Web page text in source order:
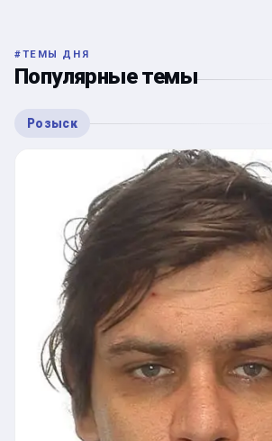
#ТЕМЫ ДНЯ
Популярные темы
Розыск